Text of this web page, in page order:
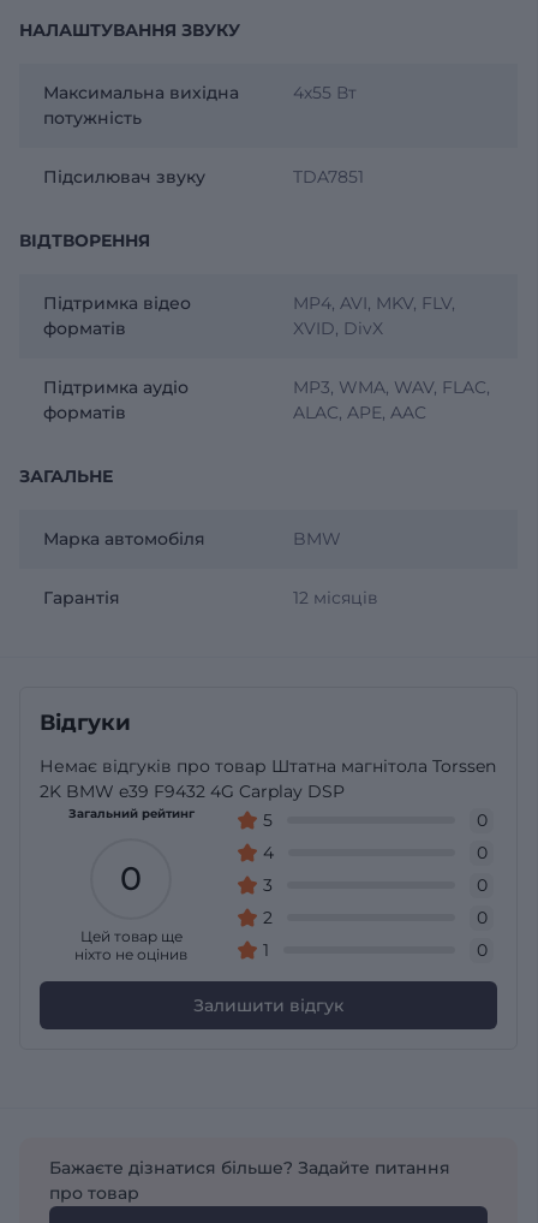
НАЛАШТУВАННЯ ЗВУКУ
Максимальна вихідна
потужність
4х55 Вт
Підсилювач звуку TDA7851
ВІДТВОРЕННЯ
Підтримка відео
форматів
MP4, AVI, MKV, FLV,
XVID, DivX
Підтримка аудіо
форматів
MP3, WMA, WAV, FLAC,
ALAC, APE, AAC
ЗАГАЛЬНЕ
Марка автомобіля BMW
Гарантія 12 місяців
Відгуки
Немає відгуків про товар Штатна магнітола Torssen
2K BMW e39 F9432 4G Carplay DSP
Загальний рейтинг
0
Цей товар ще
ніхто не оцінив
5
0
4
0
3
0
2
0
1
0
Залишити відгук
Бажаєте дізнатися більше? Задайте питання
про товар